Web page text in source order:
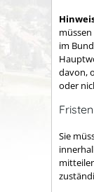
im
davon,
oder
Fristen
Sie